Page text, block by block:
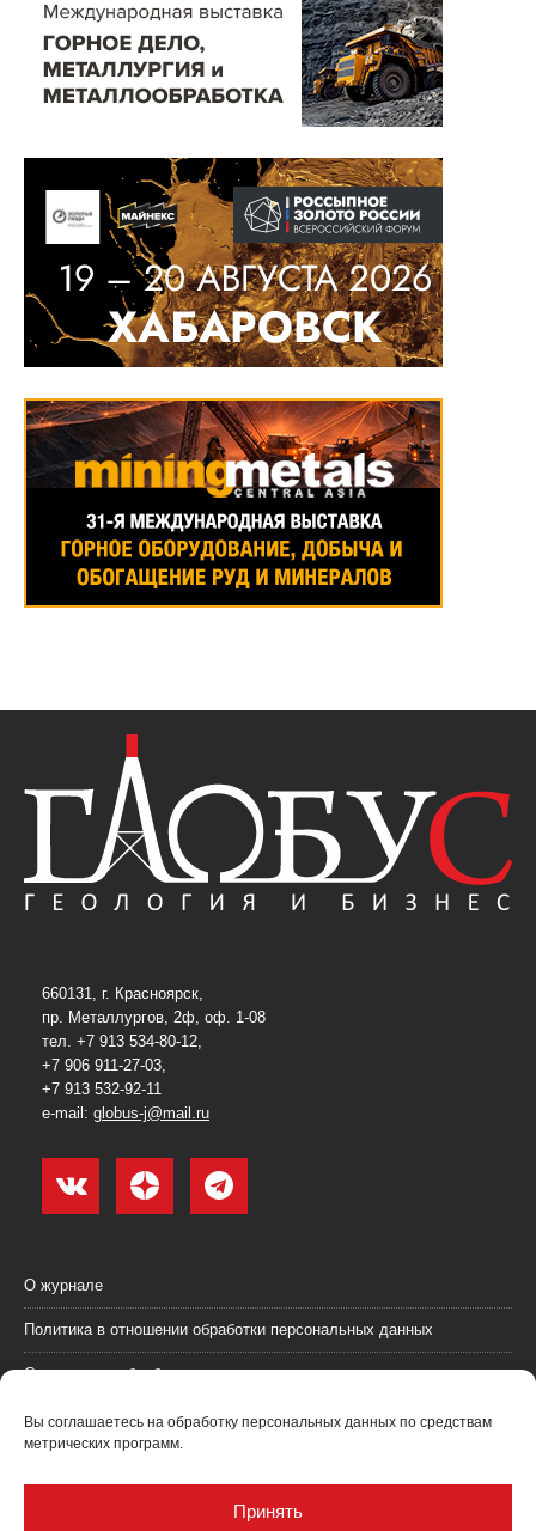
Вы соглашаетесь на обработку персональных данных по средствам
метрических программ.
Принять
660131, г. Красноярск,
пр. Металлургов, 2ф, оф. 1-08
тел. +7 913 534-80-12,
+7 906 911-27-03,
+7 913 532-92-11
e-mail: globus-j@mail.ru
О журнале
Политика в отношении обработки персональных данных
Согласие на обработку персональных данных
Пользовательское соглашение (оферта)